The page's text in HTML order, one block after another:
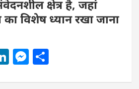
क्षेत्र है, जहां
का विशेष ध्यान रखा जाना
Li M